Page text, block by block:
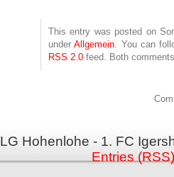
This entry was posted on
underAllgemein . You can
RSS 2.0 feed. Both
LG Hohenlohe - 1. FC
Entries (RSS)